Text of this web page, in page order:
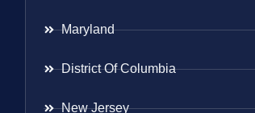
Maryland
District Of Columbia
New Jersey